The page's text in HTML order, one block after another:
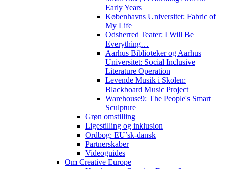
Early Years
Københavns Universitet: Fabric of
My Life
Odsherred Teater: I Will Be
Everything…
Aarhus Biblioteker og Aarhus
Universitet: Social Inclusive
Literature Operation
Levende Musik i Skolen:
Blackboard Music Project
Warehouse9: The People's Smart
Sculpture
Grøn omstilling
Ligestilling og inklusion
Ordbog: EU’sk-dansk
Partnerskaber
Videoguides
Om Creative Europe